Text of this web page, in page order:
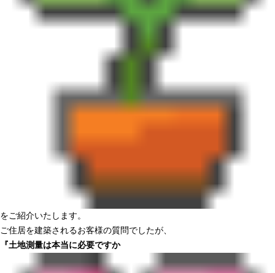
をご紹介いたします。
ご住居を建築されるお客様の質問でしたが、
『土地測量は本当に必要ですか